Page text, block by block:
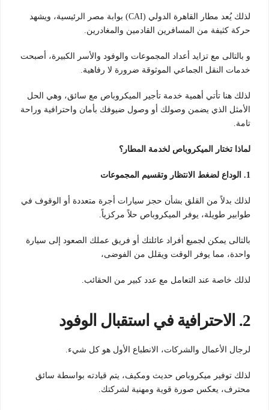
لذلك يُعد مطار القاهرة الدولي (CAI) بوابة مصر الرئيسية، ويشهد
حركة كثيفة من المسافرين القادمين والمغادرين.
و بالتالى مع تزايد أعداد المجموعات والوفود والأسر الكبيرة، أصبحت
خدمات النقل الجماعي الموثوقة ضرورة لا رفاهية.
لذلك هنا تأتي أهمية خدمة تأجير الميكروباص مع سائق، وهي الحل
الأمثل الذي يضمن وصولك أو وصول ضيوفك بأمان واحترافية وراحة
تامة.
لماذا تختار الميكروباص لخدمة المطار؟
1. الوداع لضغط الانتظار وتقسيم المجموعات
لذلك بدلاً من القلق بشأن حجز سيارات أجرة متعددة أو الوقوف في
طوابير طويلة، يوفر الميكروباص حلاً مركزياً.
بالتالى يمكن لجميع أفراد عائلتك أو فريق عملك الصعود إلى سيارة
واحدة، مما يوفر الوقت ويقلل من الفوضى،
لذلك خاصة عند التعامل مع عدد كبير من الحقائب.
2. الاحترافية في استقبال الوفود
لرجال الأعمال والشركات، الانطباع الأول هو كل شيء.
لذلك توفير ميكروباص حديث ومكيف، يتم قيادته بواسطة سائق
محترف، يعكس صورة قوية ومهنية لشركتك.